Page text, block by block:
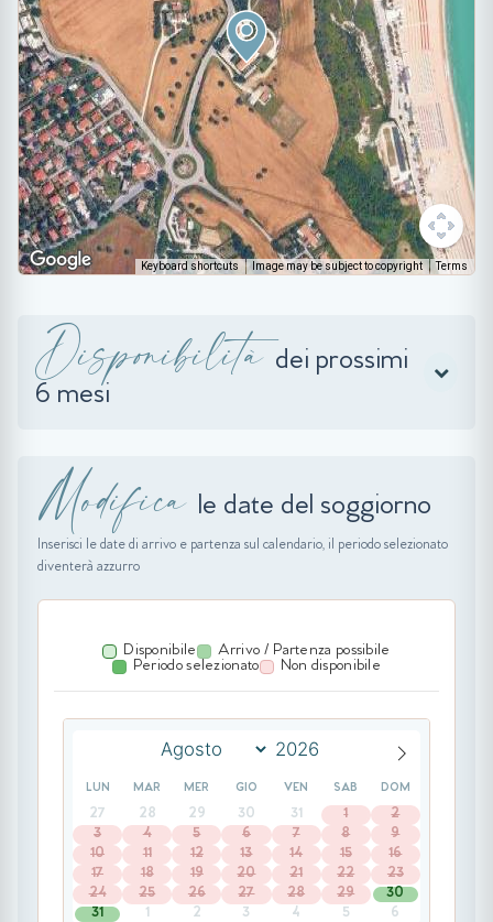
Keyboard shortcuts Image may be subject to copyright Terms
Disponibilità dei prossimi
6 mesi
Modifica le date del soggiorno
Inserisci le date di arrivo e partenza sul calendario, il periodo selezionato
diventerà azzurro
Disponibile
Arrivo / Partenza possibile
Periodo selezionato
Non disponibile
LUN MAR MER GIO VEN SAB DOM
27 28 29 30 31 1
2
3
4 5 6 7 8
9
10
11 12 13 14 15
16
17
18 19 20 21 22
23
24
25 26 27 28 29
30
31
1 2 3 4 5 6